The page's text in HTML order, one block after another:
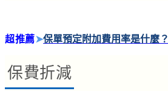
超推薦➤保單預定附加費用率是什麼？
保費折減